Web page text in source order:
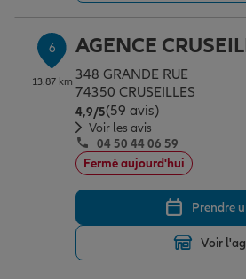
6
13.87 km
AGENCE
348 GRANDE RUE
74350 CRUSEILLES
4,9/5Note de 4.9 sur 5
(59 avis)
Voir les avis
04 50 44 06 59
Fermé aujourd'hui
Prendre
Voir